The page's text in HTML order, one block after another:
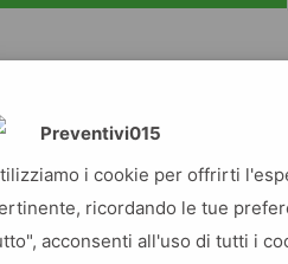
Preventivi015
i cookie per offrirti
ricordando le tue
acconsenti all'uso di tutti i